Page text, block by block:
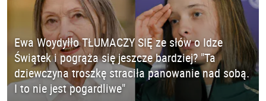
Ewa Woydyłło TŁUMACZY SIĘ ze słów o Idze
Świątek i pogrąża się jeszcze bardziej? "Ta
dziewczyna troszkę straciła panowanie nad sobą.
I to nie jest pogardliwe"